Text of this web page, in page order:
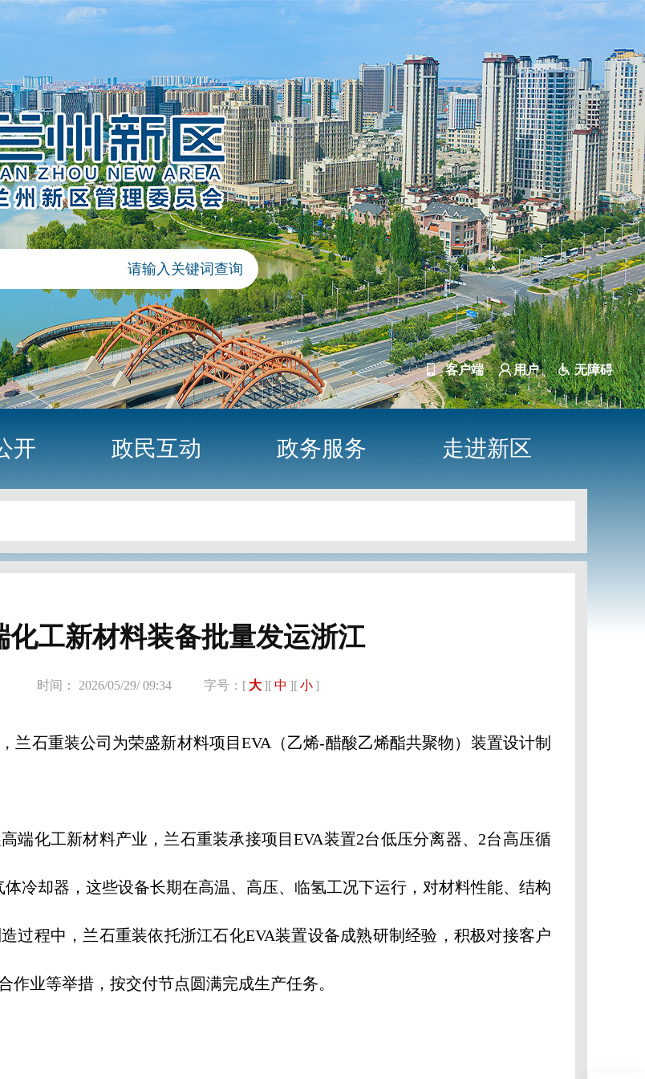
客户端 用户 无障碍
开 政民互动 政务服务 走进新区
化工新材料装备批量发运浙江
时间： 2026/05/29/ 09:34 字号：[ 大 ][中 ][小 ]
石重装公司为荣盛新材料项目EVA（乙烯-醋酸乙烯酯共聚物）装置设计制
化工新材料产业，兰石重装承接项目EVA装置2台低压分离器、2台高压循
冷却器，这些设备长期在高温、高压、临氢工况下运行，对材料性能、结构
过程中，兰石重装依托浙江石化EVA装置设备成熟研制经验，积极对接客户
业等举措，按交付节点圆满完成生产任务。